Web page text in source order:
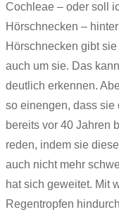
Cochleae – oder soll
Hörschnecken –
Hörschnecken gibt
auch um sie. Das
deutlich erkennen.
so einengen, dass sie
bereits vor 40 Jahren
reden, indem sie
auch nicht mehr
hat sich geweitet. Mit
Regentropfen